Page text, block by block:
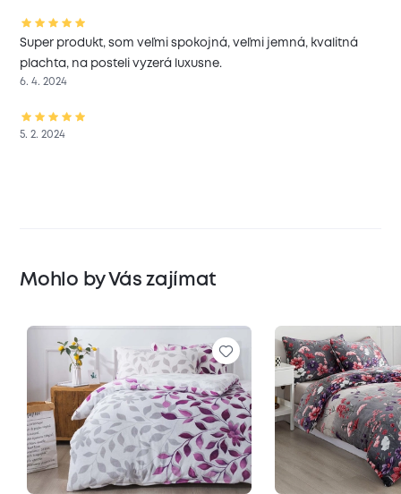
Super produkt, som veľmi spokojná, veľmi jemná, kvalitná
plachta, na posteli vyzerá luxusne.
6. 4. 2024
5. 2. 2024
Mohlo by Vás zajímat